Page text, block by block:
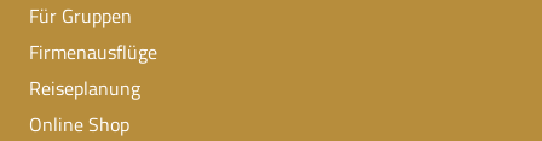
Für Gruppen
Firmenausflüge
Reiseplanung
Online Shop